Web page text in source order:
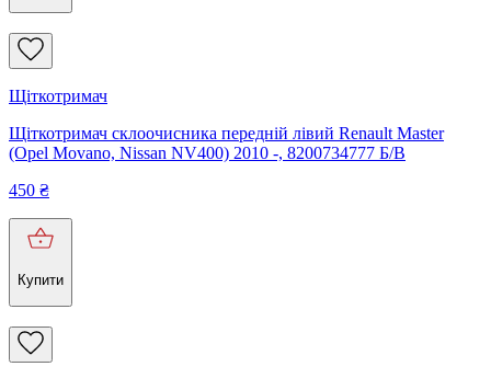
Щіткотримач
Щіткотримач склоочисника передній лівий Renault Master
(Opel Movano, Nissan NV400) 2010 -, 8200734777 Б/В
450 ₴
Купити